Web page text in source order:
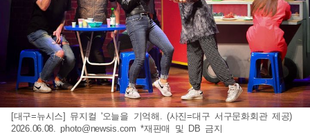
[대구=뉴시스] 뮤지컬 '오늘을 기억해. (사진=대구 서구문화회관 제공)
2026.06.08.photo@newsis.com *재판매 및 DB 금지